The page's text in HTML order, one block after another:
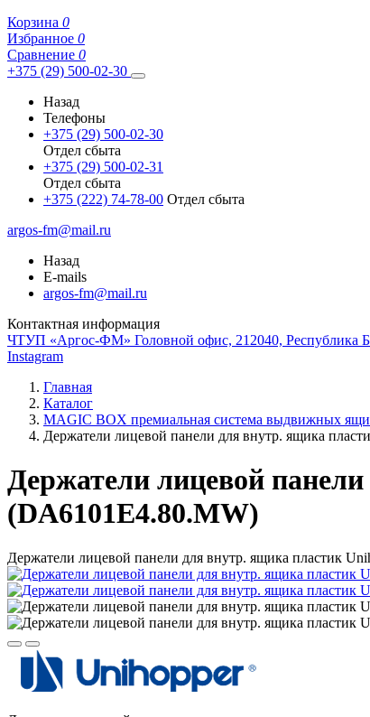
Корзина 0
Избранное 0
Сравнение 0
+375 (29) 500-02-30
Назад
Телефоны
+375 (29) 500-02-30
Отдел сбыта
+375 (29) 500-02-31
Отдел сбыта
+375 (222) 74-78-00 Отдел сбыта
argos-fm@mail.ru
Назад
E-mails
argos-fm@mail.ru
Контактная информация
ЧТУП «Аргос-ФМ» Головной офис, 212040, Республика
Instagram
Главная
Каталог
MAGIC BOX премиальная система выдвижных
Держатели лицевой панели для внутр. ящика
Держатели лицевой
(DA6101E4.80.MW)
Держатели лицевой панели для внутр. ящика пластик